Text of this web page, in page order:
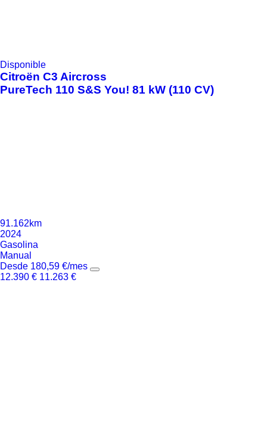
Disponible
Citroën C3 Aircross
PureTech 110 S&S You! 81 kW (110 CV)
91.162km
2024
Gasolina
Manual
Desde 180,59 €/mes
12.390 € 11.263 €